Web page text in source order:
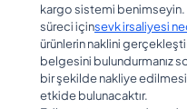
kargo sistemi benimseyin.
süreci içinsevk irsaliyesi
ürünlerin naklini
belgesini bulundurmanız
bir şekilde nakliye
etkide bulunacaktır.